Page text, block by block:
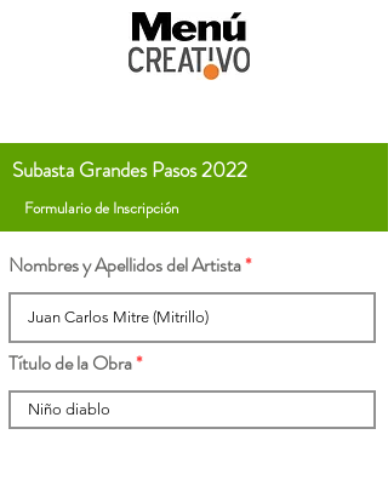
Subasta Grandes Pasos 2022
Formulario de Inscripción
Nombres y Apellidos del Artista
Título de la Obra